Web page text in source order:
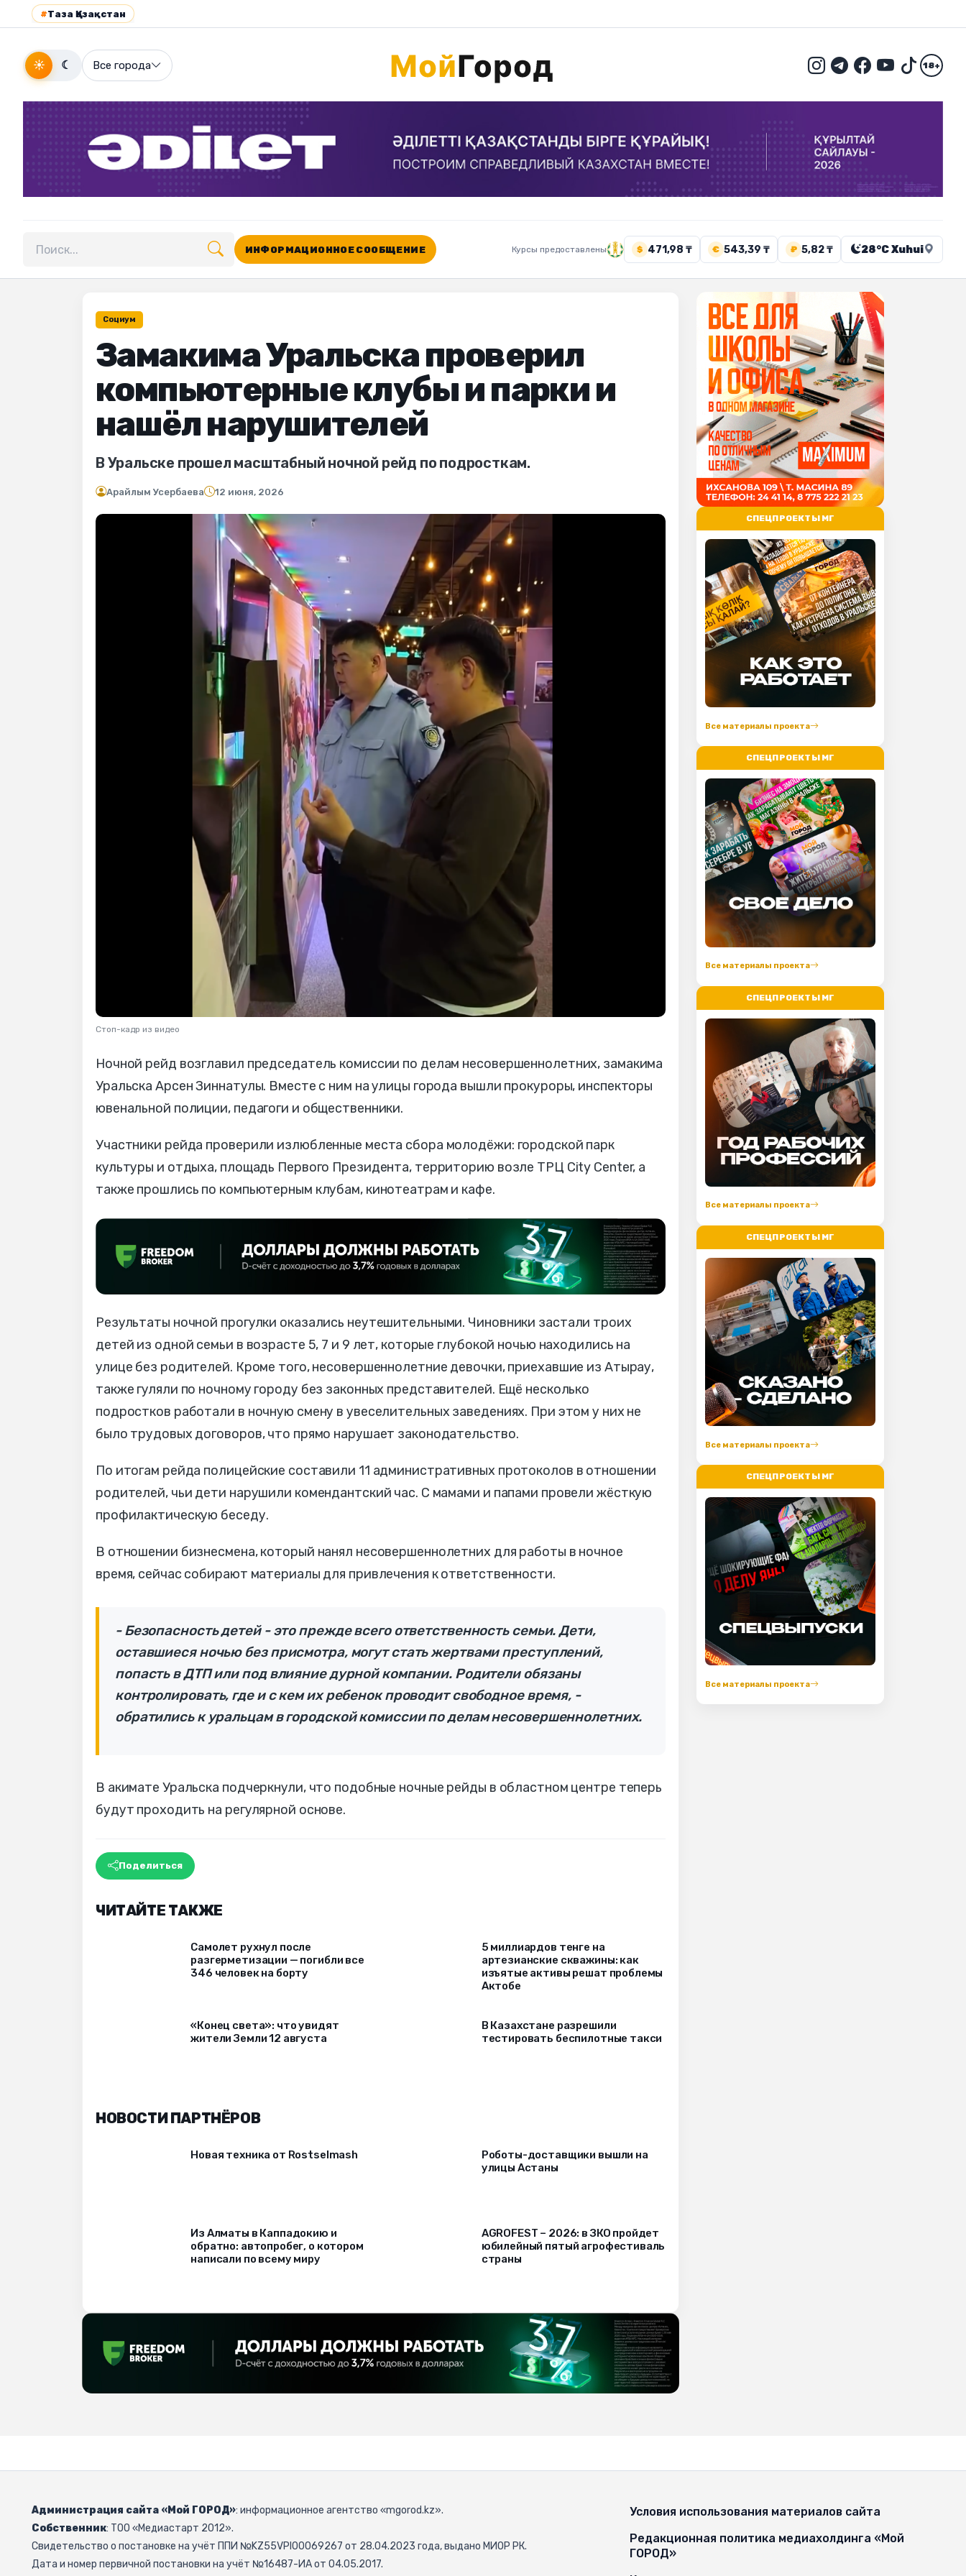
#Таза Қазақстан
☀ ☾ Все города 18+
Поиск по сайту
ИНФОРМАЦИОННОЕ СООБЩЕНИЕ Курсы предоставлены $ 471,98 ₸ € 543,39 ₸ ₽ 5,82 ₸ 28°C Xuhui
Социум
Замакима Уральска проверил
компьютерные клубы и парки и
нашёл нарушителей
В Уральске прошел масштабный ночной рейд по подросткам.
Арайлым Усербаева 12 июня, 2026
Стоп-кадр из видео
Ночной рейд возглавил председатель комиссии по делам несовершеннолетних, замакима
Уральска Арсен Зиннатулы. Вместе с ним на улицы города вышли прокуроры, инспекторы
ювенальной полиции, педагоги и общественники.
Участники рейда проверили излюбленные места сбора молодёжи: городской парк
культуры и отдыха, площадь Первого Президента, территорию возле ТРЦ City Center, а
также прошлись по компьютерным клубам, кинотеатрам и кафе.
Результаты ночной прогулки оказались неутешительными. Чиновники застали троих
детей из одной семьи в возрасте 5, 7 и 9 лет, которые глубокой ночью находились на
улице без родителей. Кроме того, несовершеннолетние девочки, приехавшие из Атырау,
также гуляли по ночному городу без законных представителей. Ещё несколько
подростков работали в ночную смену в увеселительных заведениях. При этом у них не
было трудовых договоров, что прямо нарушает законодательство.
По итогам рейда полицейские составили 11 административных протоколов в отношении
родителей, чьи дети нарушили комендантский час. С мамами и папами провели жёсткую
профилактическую беседу.
В отношении бизнесмена, который нанял несовершеннолетних для работы в ночное
время, сейчас собирают материалы для привлечения к ответственности.
- Безопасность детей - это прежде всего ответственность семьи. Дети,
оставшиеся ночью без присмотра, могут стать жертвами преступлений,
попасть в ДТП или под влияние дурной компании. Родители обязаны
контролировать, где и с кем их ребенок проводит свободное время, -
обратились к уральцам в городской комиссии по делам несовершеннолетних.
В акимате Уральска подчеркнули, что подобные ночные рейды в областном центре теперь
будут проходить на регулярной основе.
Поделиться
ЧИТАЙТЕ ТАКЖЕ
Самолет рухнул после
разгерметизации — погибли все
346 человек на борту
5 миллиардов тенге на
артезианские скважины: как
изъятые активы решат проблемы
Актобе
«Конец света»: что увидят
жители Земли 12 августа
В Казахстане разрешили
тестировать беспилотные такси
НОВОСТИ ПАРТНЁРОВ
Новая техника от Rostselmash
Роботы-доставщики вышли на
улицы Астаны
Из Алматы в Каппадокию и
обратно: автопробег, о котором
написали по всему миру
AGROFEST – 2026: в ЗКО пройдет
юбилейный пятый агрофестиваль
страны
СПЕЦПРОЕКТЫ МГ
Все материалы проекта
СПЕЦПРОЕКТЫ МГ
Все материалы проекта
СПЕЦПРОЕКТЫ МГ
Все материалы проекта
СПЕЦПРОЕКТЫ МГ
Все материалы проекта
СПЕЦПРОЕКТЫ МГ
Все материалы проекта
Администрация сайта «Мой ГОРОД»: информационное агентство «mgorod.kz».
Собственник: ТОО «Медиастарт 2012».
Свидетельство о постановке на учёт ППИ №KZ55VPI00069267 от 28.04.2023 года, выдано МИОР РК.
Дата и номер первичной постановки на учёт №16487-ИА от 04.05.2017.
Условия использования материалов сайта
Редакционная политика медиахолдинга «Мой
ГОРОД»